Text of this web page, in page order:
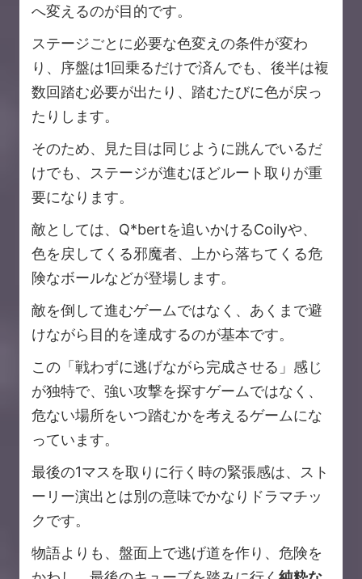
へ変えるのが目的です。
ステージごとに必要な色変えの条件が変わ
り、序盤は1回乗るだけで済んでも、後半は複
数回踏む必要が出たり、踏むたびに色が戻っ
たりします。
そのため、見た目は同じように跳んでいるだ
けでも、ステージが進むほどルート取りが重
要になります。
敵としては、Q*bertを追いかけるCoilyや、
色を戻してくる邪魔者、上から落ちてくる危
険なボールなどが登場します。
敵を倒して進むゲームではなく、あくまで避
けながら目的を達成するのが基本です。
この「戦わずに逃げながら完成させる」感じ
が独特で、強い攻撃を探すゲームではなく、
危ない場所をいつ踏むかを考えるゲームにな
っています。
最後の1マスを取りに行く時の緊張感は、スト
ーリー演出とは別の意味でかなりドラマチッ
クです。
物語よりも、盤面上で逃げ道を作り、危険を